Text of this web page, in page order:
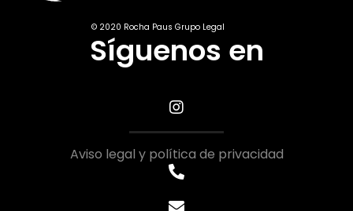
© 2020 Rocha Paus Grupo Legal
Síguenos en
Aviso legal y política de privacidad